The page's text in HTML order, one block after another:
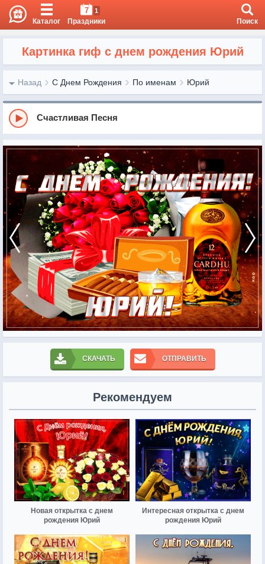
Каталог
7 1
Праздники Поиск
Картинка гиф с днем рождения Юрий
Назад С Днем Рождения По именам Юрий
Счастливая Песня
СКАЧАТЬ ОТПРАВИТЬ
Рекомендуем
Новая открытка с днем
рождения Юрий
Интересная открытка с днем
рождения Юрий